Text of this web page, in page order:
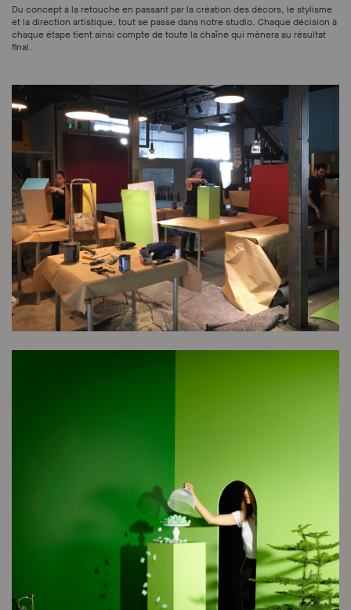
Du concept à la retouche en passant par la création des décors, le stylisme
et la direction artistique, tout se passe dans notre studio. Chaque décision à
chaque étape tient ainsi compte de toute la chaîne qui mènera au résultat
final.